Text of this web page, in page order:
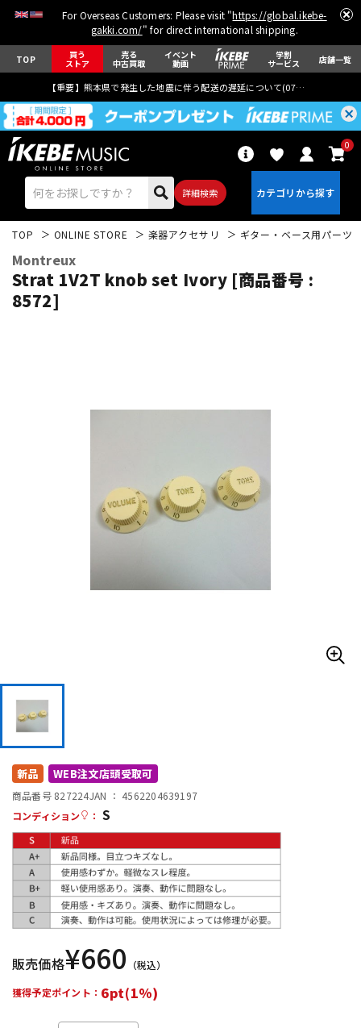
For Overseas Customers: Please visit "https://global.ikebe-
gakki.com/" for direct international shipping.
TOP 買う
ストア
売る
中古買取
イベント
動画
学割
サービス 店舗一覧
【重要】熊本県で発生した地震に伴う配送の遅延について(07月29日
詳細検索
0
キーボード 電子ピアノ
配信/ライブ機器
中古 ヴィンテージ
TOP ONLINE STORE 楽器アクセサリ ギター・ベース用パーツ
Montreux
Strat 1V2T knob set Ivory [商品番号 :
8572]
新品 WEB注文店頭受取可
商品番号 827224JAN ： 4562204639197
コンディション
： S
販売価格¥660 （税込）
獲得予定ポイント： 6pt(1%)